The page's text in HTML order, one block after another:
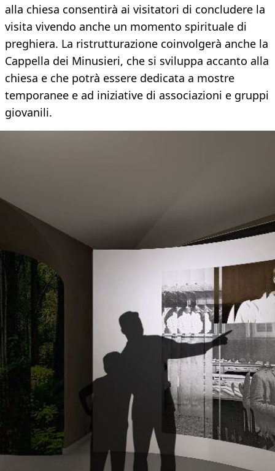
alla chiesa consentirà ai visitatori di concludere la
visita vivendo anche un momento spirituale di
preghiera. La ristrutturazione coinvolgerà anche la
Cappella dei Minusieri, che si sviluppa accanto alla
chiesa e che potrà essere dedicata a mostre
temporanee e ad iniziative di associazioni e gruppi
giovanili.